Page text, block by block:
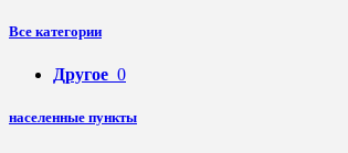
Все категории
Другое 0
населенные пункты